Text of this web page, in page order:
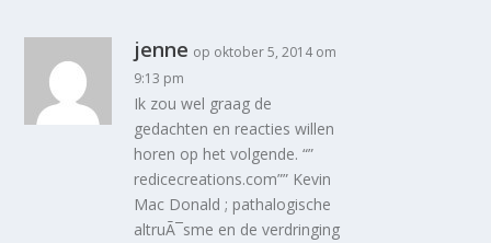
jenne op oktober 5, 2014 om
9:13 pm
Ik zou wel graag de
gedachten en reacties willen
horen op het volgende. “”
redicecreations.com”” Kevin
Mac Donald ; pathalogische
altruÃ¯sme en de verdringing